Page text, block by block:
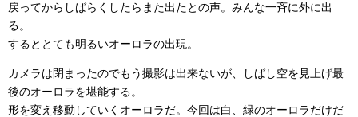
戻ってからしばらくしたらまた出たとの声。みんな一斉に外に出
る。
するととても明るいオーロラの出現。
カメラは閉まったのでもう撮影は出来ないが、しばし空を見上げ最
後のオーロラを堪能する。
形を変え移動していくオーロラだ。今回は白、緑のオーロラだけだ